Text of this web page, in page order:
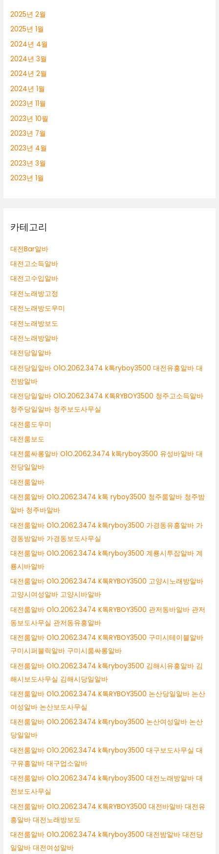
2025년 2월
2025년 1월
2024년 4월
2024년 3월
2024년 2월
2024년 1월
2023년 11월
2023년 10월
2023년 7월
2023년 4월
2023년 3월
2023년 1월
카테고리
대전Bar알바
대전고소득알바
대전고수입알바
대전노래방고정
대전노래방도우미
대전노래방보도
대전노래방알바
대전당일알바
대전당일알바 O1O.2062.3474 k톡ryboy3500 대전유흥알바 대
전밤알바
대전당일알바 O1O.2062.3474 K톡RYBOY3500 청주고소득알바
청주당일알바 청주보도사무실
대전룸도우미
대전룸보도
대전룸싸롱알바 O1O.2062.3474 k톡ryboy3500 유성바알바 대
전당일알바
대전룸알바
대전룸알바 O1O.2062.3474 k톡 ryboy3500 청주룸알바 청주밤
알바 청주바알바
대전룸알바 O1O.2062.3474 k톡ryboy3500 가경동유흥알바 가
경동밤알바 가경동보도사무실
대전룸알바 O1O.2062.3474 k톡ryboy3500 계룡시투잡알바 계
룡시바알바
대전룸알바 O1O.2062.3474 K톡RYBOY3500 고양시노래방알바
고양시여성알바 고양시바알바
대전룸알바 O1O.2062.3474 K톡RYBOY3500 관저동바알바 관저
동보도사무실 관저동유흥알바
대전룸알바 O1O.2062.3474 K톡RYBOY3500 구미시테이블알바
구미시퍼블릭알바 구미시룸싸롱알바
대전룸알바 O1O.2062.3474 k톡ryboy3500 김해시유흥알바 김
해시보도사무실 김해시당일알바
대전룸알바 O1O.2062.3474 K톡RYBOY3500 논산당일알바 논산
여성알바 논산보도사무실
대전룸알바 O1O.2062.3474 k톡ryboy3500 논산여성알바 논산
당일알바
대전룸알바 O1O.2062.3474 k톡ryboy3500 대구보도사무실 대
구유흥알바 대구업소알바
대전룸알바 O1O.2062.3474 k톡ryboy3500 대전노래방알바 대
전보도사무실
대전룸알바 O1O.2062.3474 K톡RYBOY3500 대전바알바 대전유
흥알바 대전노래방보도
대전룸알바 O1O.2062.3474 k톡ryboy3500 대전밤알바 대전당
일알바 대전여성알바